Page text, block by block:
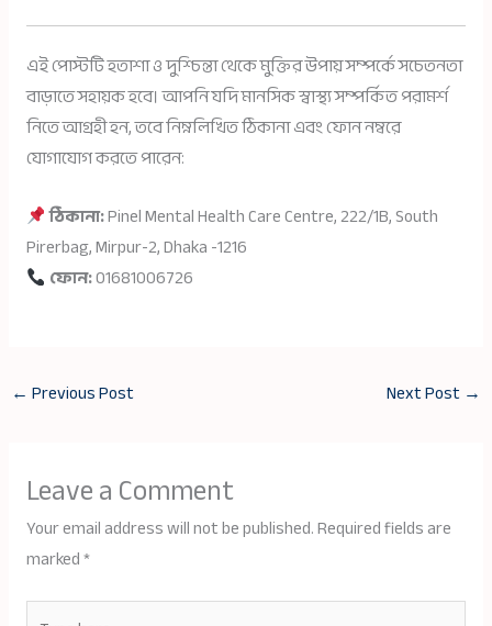
এই পোস্টটি হতাশা ও দুশ্চিন্তা থেকে মুক্তির উপায় সম্পর্কে সচেতনতা
বাড়াতে সহায়ক হবে। আপনি যদি মানসিক স্বাস্থ্য সম্পর্কিত পরামর্শ
নিতে আগ্রহী হন, তবে নিম্নলিখিত ঠিকানা এবং ফোন নম্বরে
যোগাযোগ করতে পারেন:
ঠিকানা:Pinel Mental Health Care Centre, 222/1B, South
Pirerbag, Mirpur-2, Dhaka -1216
ফোন:01681006726
← Previous Post Next Post →
Leave a Comment
Your email address will not be published.Required fields are
marked*